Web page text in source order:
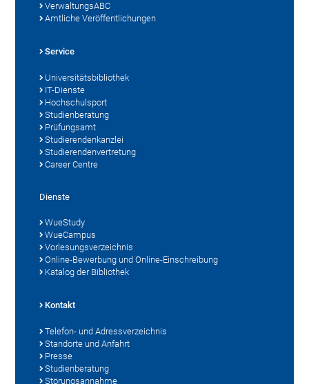
VerwaltungsABC
Amtliche Veröffentlichungen
Service
Universitätsbibliothek
IT-Dienste
Hochschulsport
Studienberatung
Prüfungsamt
Studierendenkanzlei
Studierendenvertretung
Career Centre
Dienste
WueStudy
WueCampus
Vorlesungsverzeichnis
Online-Bewerbung und Online-Einschreibung
Katalog der Bibliothek
Kontakt
Telefon- und Adressverzeichnis
Standorte und Anfahrt
Presse
Studienberatung
Störungsannahme